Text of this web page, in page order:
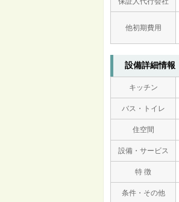
他初期費用
設備詳細情報
キッチン
バス・トイレ
住空間
設備・サービス
特 徴
条件・その他